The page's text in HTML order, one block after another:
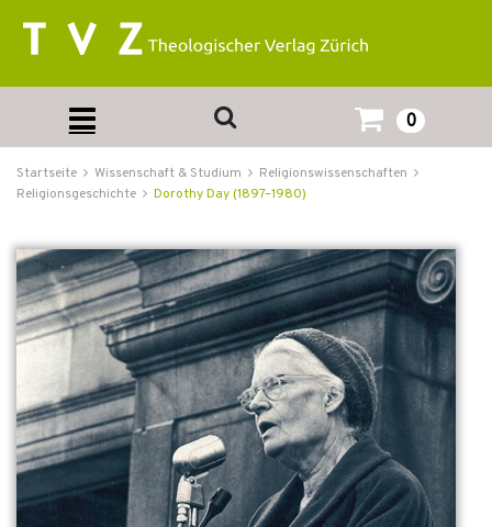
0
Startseite Wissenschaft & Studium
Religionswissenschaften
Religionsgeschichte
Dorothy Day (1897–1980)